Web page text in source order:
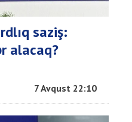
saziş:
alacaq?
7 Avqust 22:10